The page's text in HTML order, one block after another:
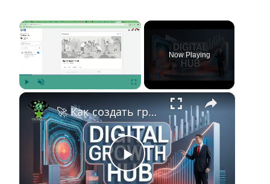
×
Now Playing
×
P
🚀 Как создать группу Facebook с миниатюрой, созданной с помощью ИИ | Digital Growth Hub